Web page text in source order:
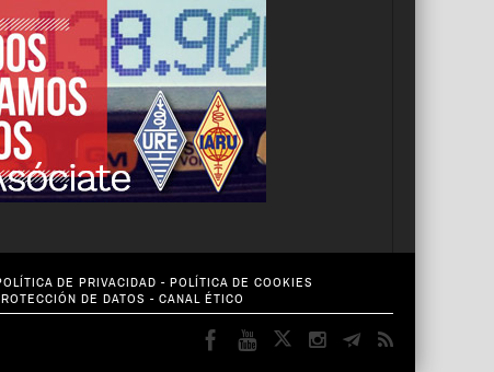
DE PRIVACIDAD - POLÍTICA DE COOKIES
DE DATOS - CANAL ÉTICO